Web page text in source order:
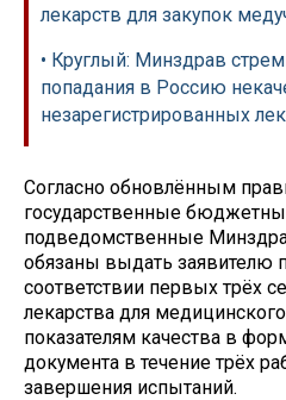
лекарств для закупок
• Круглый: Минздрав
попадания в Россию
незарегистрированных
Согласно обновлённым
государственные
подведомственные
обязаны выдать заявителю
соответствии первых трёх
лекарства для
показателям качества в
документа в течение трёх
завершения испытаний.